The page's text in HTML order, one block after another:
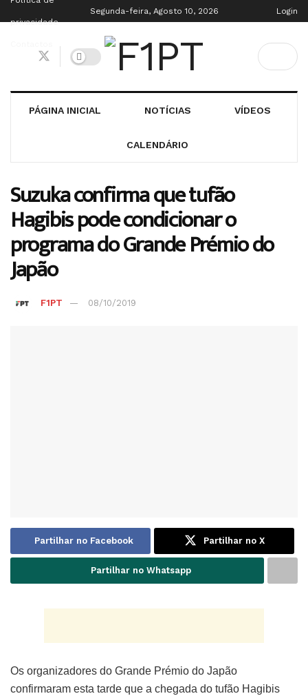
privacidade
Segunda-feira, Agosto 10, 2026 Login
PÁGINA INICIAL NOTÍCIAS VÍDEOS
CALENDÁRIO
Suzuka confirma que tufão
Hagibis pode condicionar o
programa do Grande Prémio do
Japão
F1PT 08/10/2019
Partilhar no Facebook Partilhar no X
Partilhar no Whatsapp
Os organizadores do Grande Prémio do Japão
confirmaram esta tarde que a chegada do tufão Hagibis